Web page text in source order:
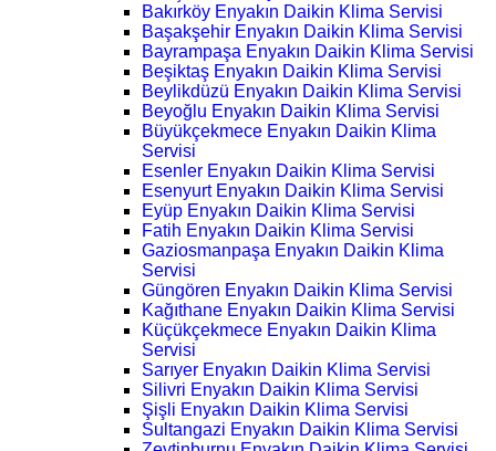
Bakırköy Enyakın Daikin Klima Servisi
Başakşehir Enyakın Daikin Klima Servisi
Bayrampaşa Enyakın Daikin Klima Servisi
Beşiktaş Enyakın Daikin Klima Servisi
Beylikdüzü Enyakın Daikin Klima Servisi
Beyoğlu Enyakın Daikin Klima Servisi
Büyükçekmece Enyakın Daikin Klima
Servisi
Esenler Enyakın Daikin Klima Servisi
Esenyurt Enyakın Daikin Klima Servisi
Eyüp Enyakın Daikin Klima Servisi
Fatih Enyakın Daikin Klima Servisi
Gaziosmanpaşa Enyakın Daikin Klima
Servisi
Güngören Enyakın Daikin Klima Servisi
Kağıthane Enyakın Daikin Klima Servisi
Küçükçekmece Enyakın Daikin Klima
Servisi
Sarıyer Enyakın Daikin Klima Servisi
Silivri Enyakın Daikin Klima Servisi
Şişli Enyakın Daikin Klima Servisi
Sultangazi Enyakın Daikin Klima Servisi